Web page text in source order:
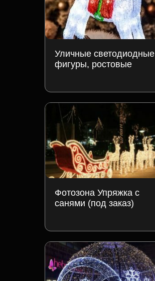
Уличные светодиодные
фигуры, ростовые
Фотозона Упряжка с
санями (под заказ)